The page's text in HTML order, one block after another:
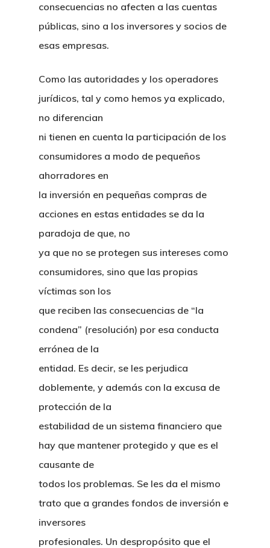
consecuencias no afecten a las cuentas
públicas, sino a los inversores y socios de
esas empresas.
Como las autoridades y los operadores
jurídicos, tal y como hemos ya explicado,
no diferencian
ni tienen en cuenta la participación de los
consumidores a modo de pequeños
ahorradores en
la inversión en pequeñas compras de
acciones en estas entidades se da la
paradoja de que, no
ya que no se protegen sus intereses como
consumidores, sino que las propias
víctimas son los
que reciben las consecuencias de “la
condena” (resolución) por esa conducta
errónea de la
entidad. Es decir, se les perjudica
doblemente, y además con la excusa de
protección de la
estabilidad de un sistema financiero que
hay que mantener protegido y que es el
causante de
todos los problemas. Se les da el mismo
trato que a grandes fondos de inversión e
inversores
profesionales. Un despropósito que el